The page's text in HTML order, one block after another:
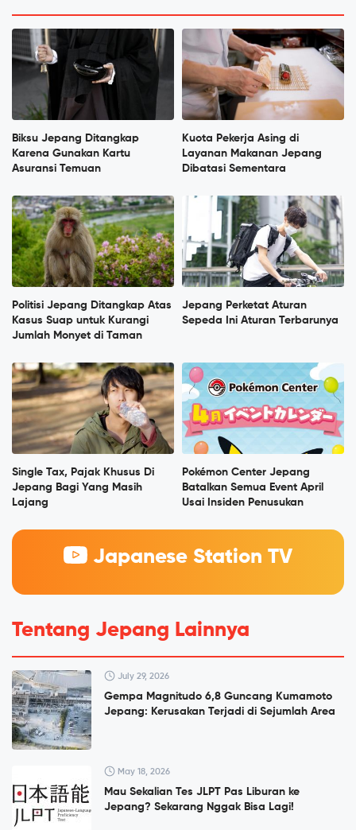
Biksu Jepang Ditangkap
Karena Gunakan Kartu
Asuransi Temuan
Kuota Pekerja Asing di
Layanan Makanan Jepang
Dibatasi Sementara
Politisi Jepang Ditangkap Atas
Kasus Suap untuk Kurangi
Jumlah Monyet di Taman
Jepang Perketat Aturan
Sepeda Ini Aturan Terbarunya
Single Tax, Pajak Khusus Di
Jepang Bagi Yang Masih
Lajang
Pokémon Center Jepang
Batalkan Semua Event April
Usai Insiden Penusukan
Japanese Station TV
Tentang Jepang Lainnya
July 29, 2026
Gempa Magnitudo 6,8 Guncang Kumamoto
Jepang: Kerusakan Terjadi di Sejumlah Area
May 18, 2026
Mau Sekalian Tes JLPT Pas Liburan ke
Jepang? Sekarang Nggak Bisa Lagi!